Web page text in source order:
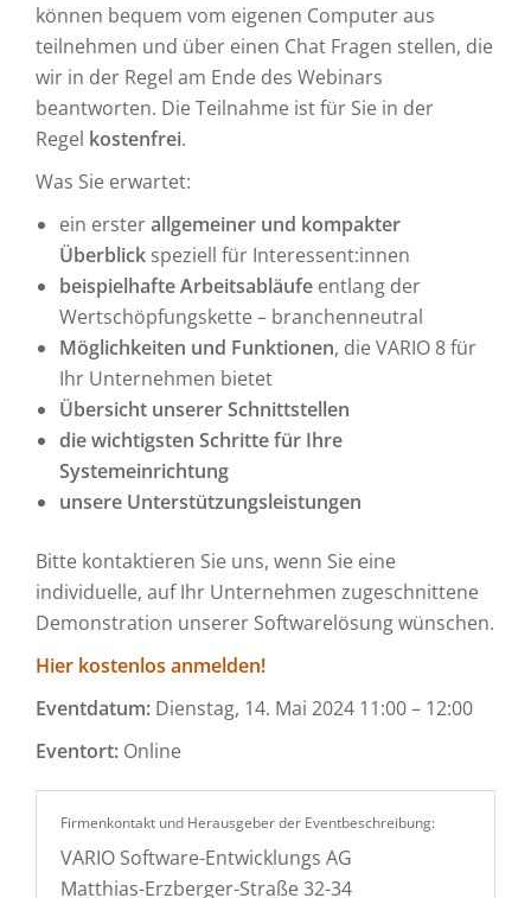
können bequem vom eigenen Computer aus
teilnehmen und über einen Chat Fragen stellen, die
wir in der Regel am Ende des Webinars
beantworten. Die Teilnahme ist für Sie in der
Regel kostenfrei.
Was Sie erwartet:
ein ersterallgemeiner und kompakter
Überblick speziell für Interessent:innen
beispielhafte Arbeitsabläufe entlang der
Wertschöpfungskette – branchenneutral
Möglichkeiten und Funktionen, die VARIO 8 für
Ihr Unternehmen bietet
Übersicht unserer Schnittstellen
die wichtigsten Schritte für Ihre
Systemeinrichtung
unsere Unterstützungsleistungen
Bitte kontaktieren Sie uns, wenn Sie eine
individuelle, auf Ihr Unternehmen zugeschnittene
Demonstration unserer Softwarelösung wünschen.
Hier kostenlos anmelden!
Eventdatum: Dienstag, 14. Mai 2024 11:00 – 12:00
Eventort: Online
Firmenkontakt und Herausgeber der Eventbeschreibung:
VARIO Software-Entwicklungs AG
Matthias-Erzberger-Straße 32-34